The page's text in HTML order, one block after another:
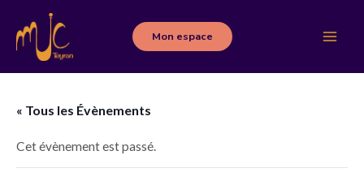
contenu
Mon espace
« Tous les Évènements
Cet évènement est passé.